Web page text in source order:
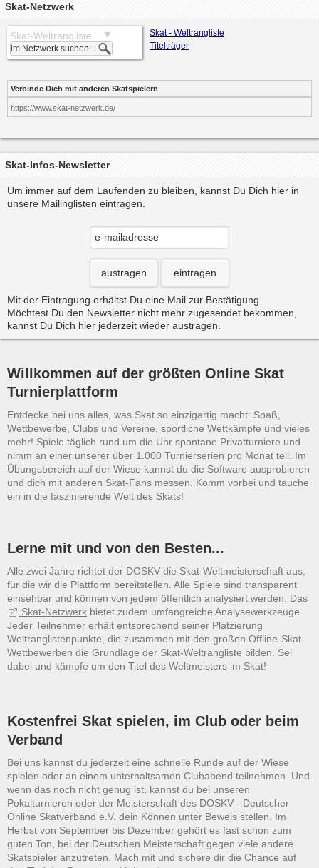
Skat-Netzwerk
Skat-Weltrangliste
Skat - Weltrangliste
Titelträger
Verbinde Dich mit anderen Skatspielern
https://www.skat-netzwerk.de/
Skat-Infos-Newsletter
Um immer auf dem Laufenden zu bleiben, kannst Du Dich hier in
unsere Mailinglisten eintragen.
austragen eintragen
Mit der Eintragung erhältst Du eine Mail zur Bestätigung.
Möchtest Du den Newsletter nicht mehr zugesendet bekommen,
kannst Du Dich hier jederzeit wieder austragen.
Willkommen auf der größten Online Skat
Turnierplattform
Entdecke bei uns alles, was Skat so einzigartig macht: Spaß,
Wettbewerbe, Clubs und Vereine, sportliche Wettkämpfe und vieles
mehr! Spiele täglich rund um die Uhr spontane Privatturniere und
nimm an einer unserer über 1.000 Turnierserien pro Monat teil. Im
Übungsbereich auf der Wiese kannst du die Software ausprobieren
und dich mit anderen Skat-Fans messen. Komm vorbei und tauche
ein in die faszinierende Welt des Skats!
Lerne mit und von den Besten...
Alle zwei Jahre richtet der DOSKV die Skat-Weltmeisterschaft aus,
für die wir die Plattform bereitstellen. Alle Spiele sind transparent
einsehbar und können von jedem öffentlich analysiert werden. Das
Skat-Netzwerk bietet zudem umfangreiche Analysewerkzeuge.
Jeder Teilnehmer erhält entsprechend seiner Platzierung
Weltranglistenpunkte, die zusammen mit den großen Offline-Skat-
Wettbewerben die Grundlage der Skat-Weltrangliste bilden. Sei
dabei und kämpfe um den Titel des Weltmeisters im Skat!
Kostenfrei Skat spielen, im Club oder beim
Verband
Bei uns kannst du jederzeit eine schnelle Runde auf der Wiese
spielen oder an einem unterhaltsamen Clubabend teilnehmen. Und
wenn das noch nicht genug ist, kannst du bei unseren
Pokalturnieren oder der Meisterschaft des DOSKV - Deutscher
Online Skatverband e.V. dein Können unter Beweis stellen. Im
Herbst von September bis Dezember gehört es fast schon zum
guten Ton, bei der Deutschen Meisterschaft gegen viele andere
Skatspieler anzutreten. Mach mit und sichere dir die Chance auf